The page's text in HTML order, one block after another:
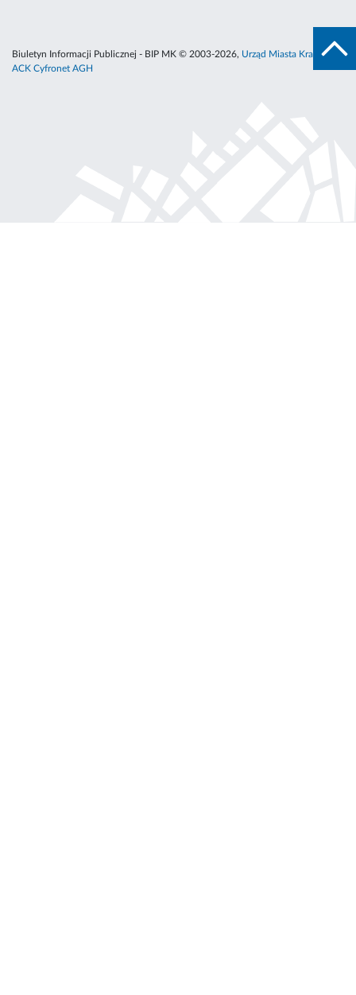
Biuletyn Informacji Publicznej - BIP MK © 2003-2026, Urząd Miasta Krakowa
ACK Cyfronet AGH